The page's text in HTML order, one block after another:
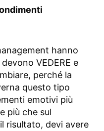
hanno
VEDERE e
perché la
questo tipo
emotivi più
più che sul
risultato, devi avere